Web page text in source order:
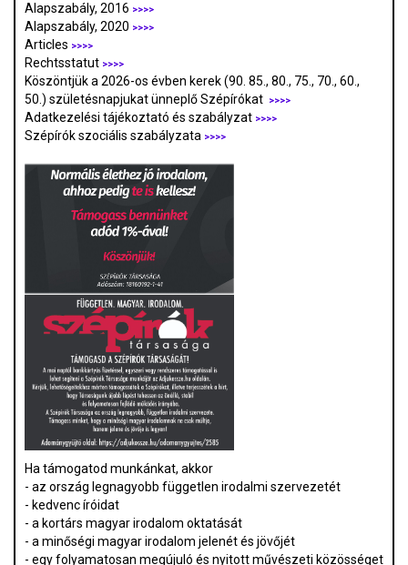
Alapszabály, 2016 >>>>
Alapszabály, 2020 >>>>
Articles >>>>
Rechtsstatut >>>>
Köszöntjük a 2026-os évben kerek (90. 85., 80., 75., 70., 60.,
50.) születésnapjukat ünneplő Szépírókat
>>>>
Adatkezelési tájékoztató és szabályzat >>>>
Szépírók szociális szabályzata >>>>
Ha támogatod munkánkat, akkor
- az ország legnagyobb független irodalmi szervezetét
- kedvenc íróidat
- a kortárs magyar irodalom oktatását
- a minőségi magyar irodalom jelenét és jövőjét
- egy folyamatosan megújuló és nyitott művészeti közösséget